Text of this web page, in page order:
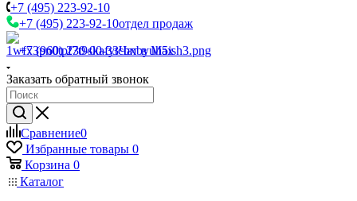
+7 (495) 223-92-10
+7 (495) 223-92-10отдел продаж
+7 (960) 230-00-33Чат в Max
Заказать обратный звонок
Сравнение0
Избранные товары 0
Корзина 0
Каталог